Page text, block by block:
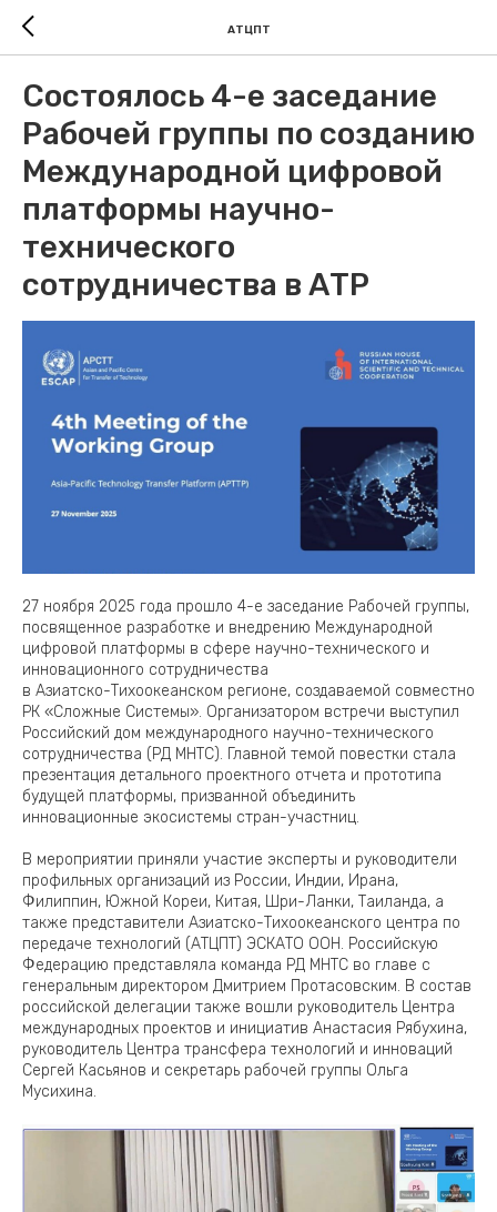
АТЦПТ
Состоялось 4-е заседание
Рабочей группы по созданию
Международной цифровой
платформы научно-
технического
сотрудничества в АТР
27 ноября 2025 года прошло 4-е заседание Рабочей группы,
посвященное разработке и внедрению Международной
цифровой платформы в сфере научно-технического и
инновационного сотрудничества
в Азиатско-Тихоокеанском регионе, создаваемой совместно
РК «Сложные Системы». Организатором встречи выступил
Российский дом международного научно-технического
сотрудничества (РД МНТС). Главной темой повестки стала
презентация детального проектного отчета и прототипа
будущей платформы, призванной объединить
инновационные экосистемы стран-участниц.
В мероприятии приняли участие эксперты и руководители
профильных организаций из России, Индии, Ирана,
Филиппин, Южной Кореи, Китая, Шри-Ланки, Таиланда, а
также представители Азиатско-Тихоокеанского центра по
передаче технологий (АТЦПТ) ЭСКАТО ООН. Российскую
Федерацию представляла команда РД МНТС во главе с
генеральным директором Дмитрием Протасовским. В состав
российской делегации также вошли руководитель Центра
международных проектов и инициатив Анастасия Рябухина,
руководитель Центра трансфера технологий и инноваций
Сергей Касьянов и секретарь рабочей группы Ольга
Мусихина.